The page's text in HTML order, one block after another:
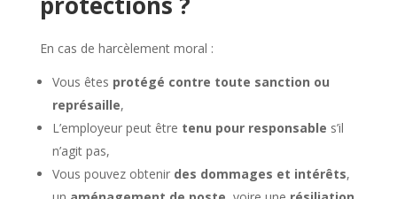
En cas de harcèlement moral :
Vous êtes protégé contre toute sanction ou
représaille,
L’employeur peut être tenu pour responsable s’il
n’agit pas,
Vous pouvez obtenir des dommages et intérêts,